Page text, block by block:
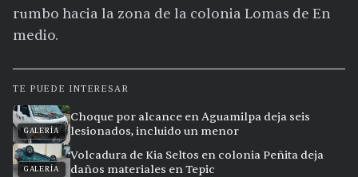
rumbo hacia la zona de la colonia Lomas de En
medio.
TE PUEDE INTERESAR
GALERÍA
Choque por alcance en Aguamilpa deja seis
lesionados, incluido un menor
GALERÍA
Volcadura de Kia Seltos en colonia Peñita deja
daños materiales en Tepic